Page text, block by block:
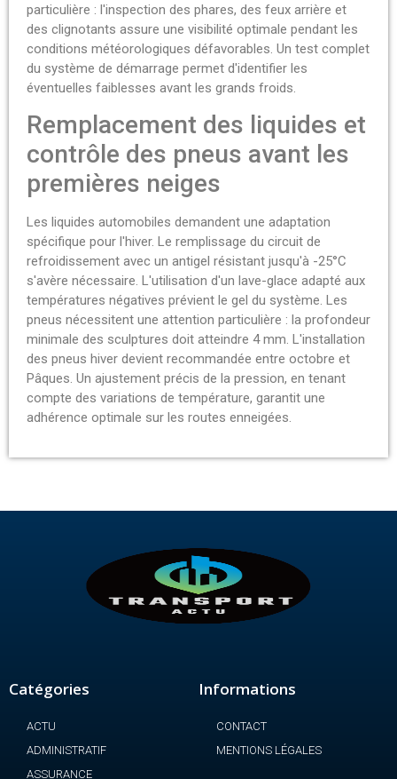
particulière : l'inspection des phares, des feux arrière et
des clignotants assure une visibilité optimale pendant les
conditions météorologiques défavorables. Un test complet
du système de démarrage permet d'identifier les
éventuelles faiblesses avant les grands froids.
Remplacement des liquides et
contrôle des pneus avant les
premières neiges
Les liquides automobiles demandent une adaptation
spécifique pour l'hiver. Le remplissage du circuit de
refroidissement avec un antigel résistant jusqu'à -25°C
s'avère nécessaire. L'utilisation d'un lave-glace adapté aux
températures négatives prévient le gel du système. Les
pneus nécessitent une attention particulière : la profondeur
minimale des sculptures doit atteindre 4 mm. L'installation
des pneus hiver devient recommandée entre octobre et
Pâques. Un ajustement précis de la pression, en tenant
compte des variations de température, garantit une
adhérence optimale sur les routes enneigées.
Catégories
ACTU
ADMINISTRATIF
ASSURANCE
Informations
CONTACT
MENTIONS LÉGALES